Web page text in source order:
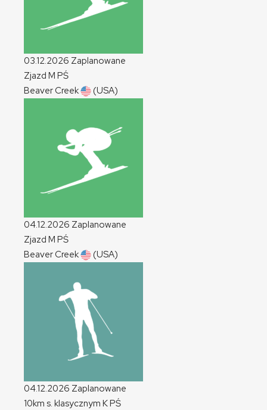
03.12.2026 Zaplanowane
Zjazd M PŚ
Beaver Creek
(USA)
04.12.2026 Zaplanowane
Zjazd M PŚ
Beaver Creek
(USA)
04.12.2026 Zaplanowane
10km s. klasycznym KPŚ